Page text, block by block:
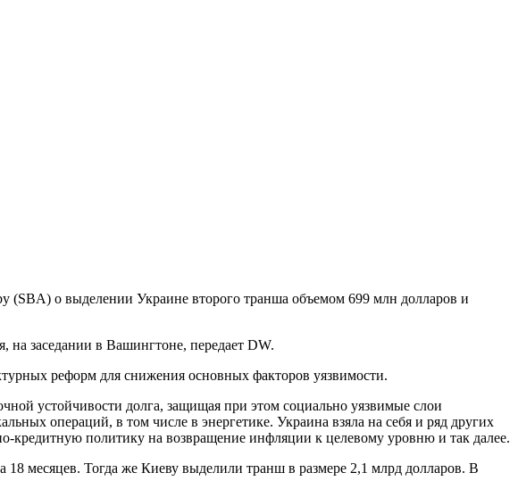
о выделении Украине второго транша объемом 699 млн долларов и
на заседании в Вашингтоне, передает DW.
реформ для снижения основных факторов уязвимости.
устойчивости долга, защищая при этом социально уязвимые слои
операций, в том числе в энергетике. Украина взяла на себя и ряд других
кредитную политику на возвращение инфляции к целевому уровню и так далее.
месяцев. Тогда же Киеву выделили транш в размере 2,1 млрд долларов. В